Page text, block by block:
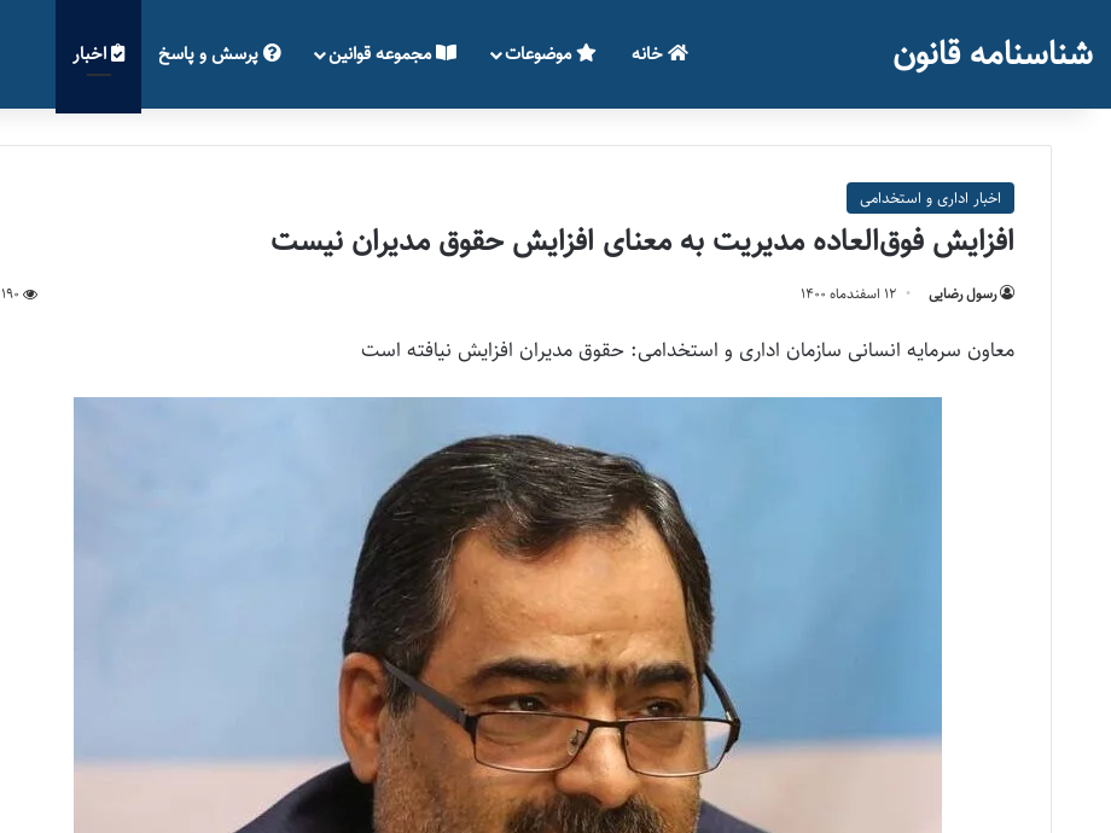
شناسنامه قانون خانه موضوعات مجموعه قوانین پرسش و پاسخ اخبار
اخبار اداری و استخدامی
افزایش فوق‌العاده مدیریت به معنای افزایش حقوق مدیران نیست
رسول رضایی ۱۲ اسفند‌ماه ۱۴۰۰ 190
معاون سرمایه انسانی سازمان اداری و استخدامی: حقوق مدیران افزایش نیافته است